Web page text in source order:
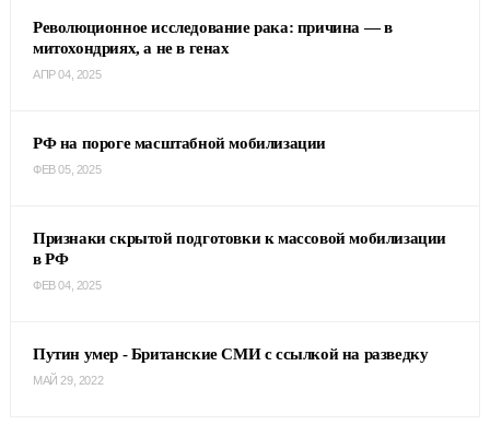
Революционное исследование рака: причина — в
митохондриях, а не в генах
АПР 04, 2025
РФ на пороге масштабной мобилизации
ФЕВ 05, 2025
Признаки скрытой подготовки к массовой мобилизации
в РФ
ФЕВ 04, 2025
Путин умер - Британские СМИ с ссылкой на разведку
МАЙ 29, 2022